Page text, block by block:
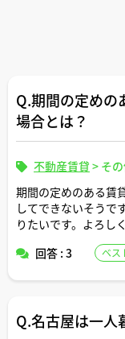
Q.期間の定めの
場合とは？
不動産賃貸 > そ
期間の定めのある賃
してできないそうで
りたいです。よろし
回答 : 3
ベス
Q.名古屋は一人